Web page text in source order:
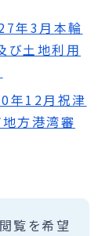
年3月本輪
び土地利用
年12月祝津
地方港湾審
覧を希望